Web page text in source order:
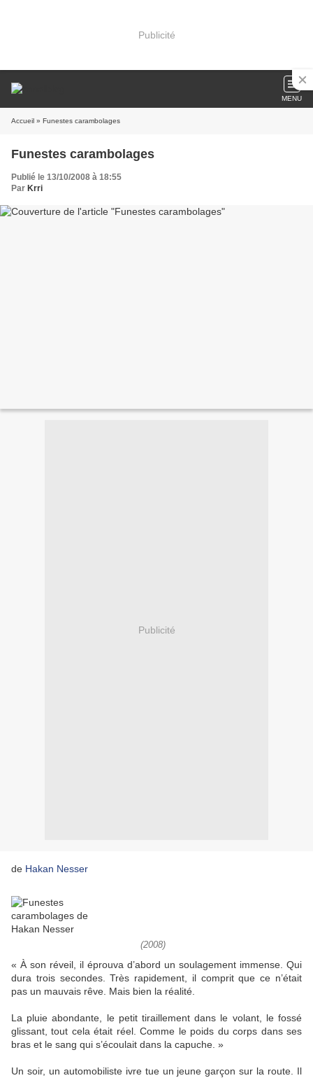
Publicité
MENU
Accueil » Funestes carambolages
Funestes carambolages
Publié le 13/10/2008 à 18:55
Par Krri
Publicité
de Hakan Nesser
(2008)
« À son réveil, il éprouva d’abord un soulagement immense. Qui
dura trois secondes. Très rapidement, il comprit que ce n’était
pas un mauvais rêve. Mais bien la réalité.
La pluie abondante, le petit tiraillement dans le volant, le fossé
glissant, tout cela était réel. Comme le poids du corps dans ses
bras et le sang qui s’écoulait dans la capuche. »
Un soir, un automobiliste ivre tue un jeune garçon sur la route. Il